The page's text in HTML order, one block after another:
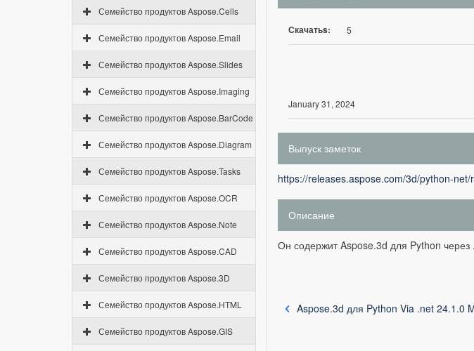
Семейство продуктов Aspose.Cells
Семейство продуктов Aspose.Email
Семейство продуктов Aspose.Slides
Семейство продуктов Aspose.Imaging
Семейство продуктов Aspose.BarCode
Семейство продуктов Aspose.Diagram
Семейство продуктов Aspose.Tasks
Семейство продуктов Aspose.OCR
Семейство продуктов Aspose.Note
Семейство продуктов Aspose.CAD
Семейство продуктов Aspose.3D
Семейство продуктов Aspose.HTML
Семейство продуктов Aspose.GIS
Скачатьs: 5
January 31, 2024
Выпуск заметок
https://releases.aspose.com/3d/python-
Описание
Он содержит Aspose.3d для Python
Aspose.3d для Python Via .net 24.1.0